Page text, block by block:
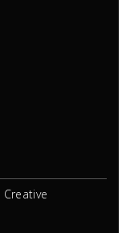
Creative